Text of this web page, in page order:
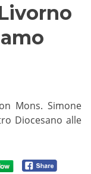
Mons. Simone
Diocesano alle